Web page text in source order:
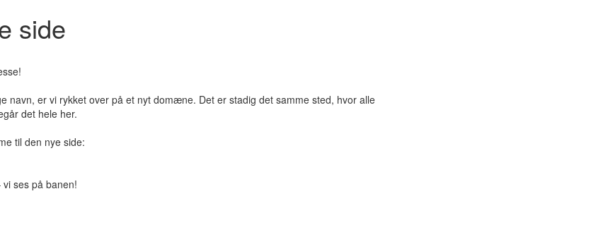
side
navn, er vi rykket over på et nyt domæne. Det er stadig det samme sted, hvor alle
det hele her.
til den nye side:
ses på banen!